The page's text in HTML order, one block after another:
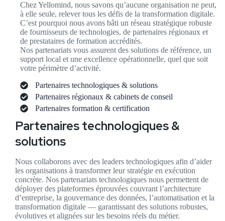
Chez Yellomind, nous savons qu’aucune organisation ne peut,
à elle seule, relever tous les défis de la transformation digitale.
C’est pourquoi nous avons bâti un réseau stratégique robuste
de fournisseurs de technologies, de partenaires régionaux et
de prestataires de formation accrédités.
Nos partenariats vous assurent des solutions de référence, un
support local et une excellence opérationnelle, quel que soit
votre périmètre d’activité.
Partenaires technologiques & solutions
Partenaires régionaux & cabinets de conseil
Partenaires formation & certification
Partenaires technologiques &
solutions
Nous collaborons avec des leaders technologiques afin d’aider
les organisations à transformer leur stratégie en exécution
concrète. Nos partenariats technologiques nous permettent de
déployer des plateformes éprouvées couvrant l’architecture
d’entreprise, la gouvernance des données, l’automatisation et la
transformation digitale — garantissant des solutions robustes,
évolutives et alignées sur les besoins réels du métier.